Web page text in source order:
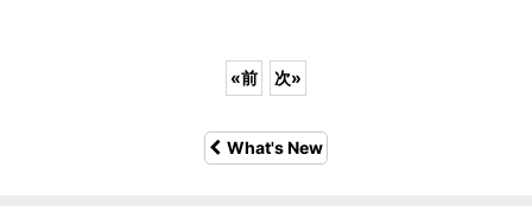
«前 次»
What's New